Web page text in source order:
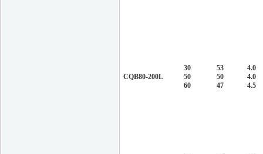
CQB80-200L
30
50
60
53
50
47
4.0
4.0
4.5